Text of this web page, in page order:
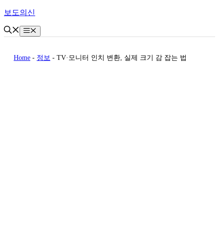
Skip
content
보도의신
Menu
Home - 정보 - TV·모니터 인치 변환, 실제 크기 감 잡는 법